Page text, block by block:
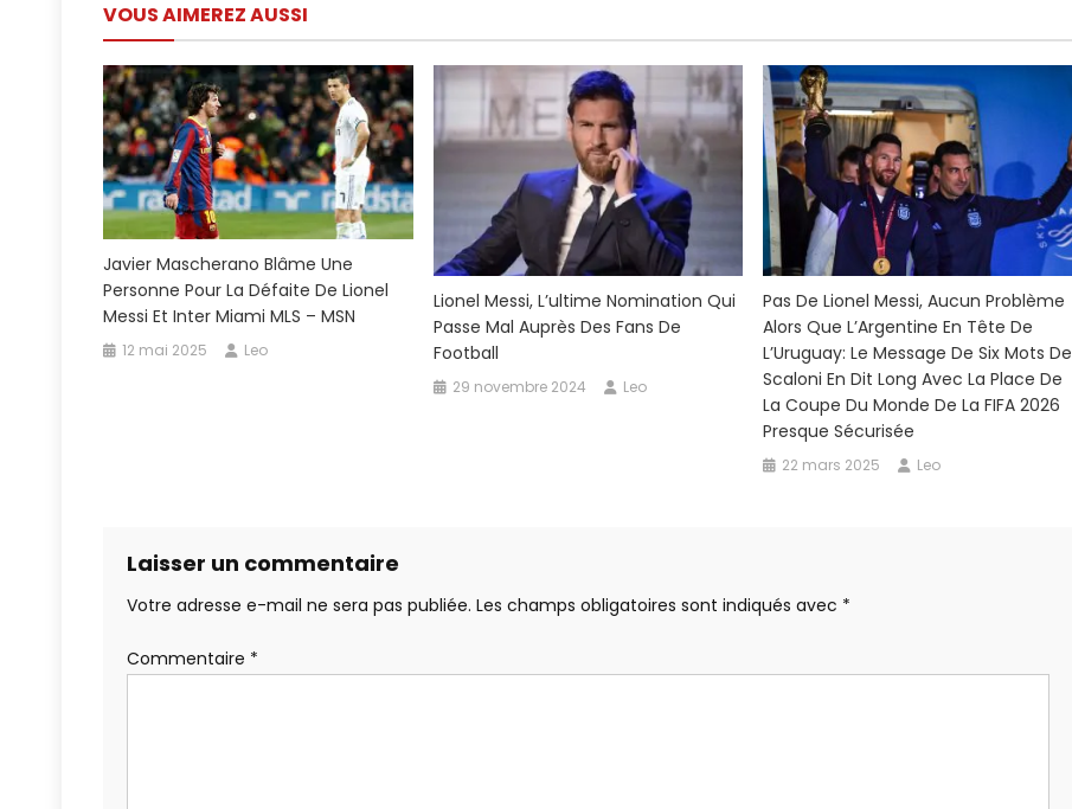
l’article
VOUS AIMEREZ AUSSI
Javier Mascherano Blâme Une
Personne Pour La Défaite De Lionel
Messi Et Inter Miami MLS – MSN
12 mai 2025 Leo
Lionel Messi, L’ultime Nomination Qui
Passe Mal Auprès Des Fans De
Football
29 novembre 2024 Leo
Pas De Lionel Messi, Aucun Problème
Alors Que L’Argentine En Tête De
L’Uruguay: Le Message De Six Mots De
Scaloni En Dit Long Avec La Place De
La Coupe Du Monde De La FIFA 2026
Presque Sécurisée
22 mars 2025 Leo
Laisser un commentaire
Votre adresse e-mail ne sera pas publiée. Les champs obligatoires sont indiqués avec *
Commentaire *